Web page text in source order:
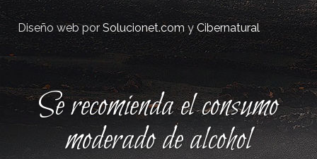
Diseño web porSolucionet.comyCibernatural
Se recomienda el consumo
moderado de alcohol